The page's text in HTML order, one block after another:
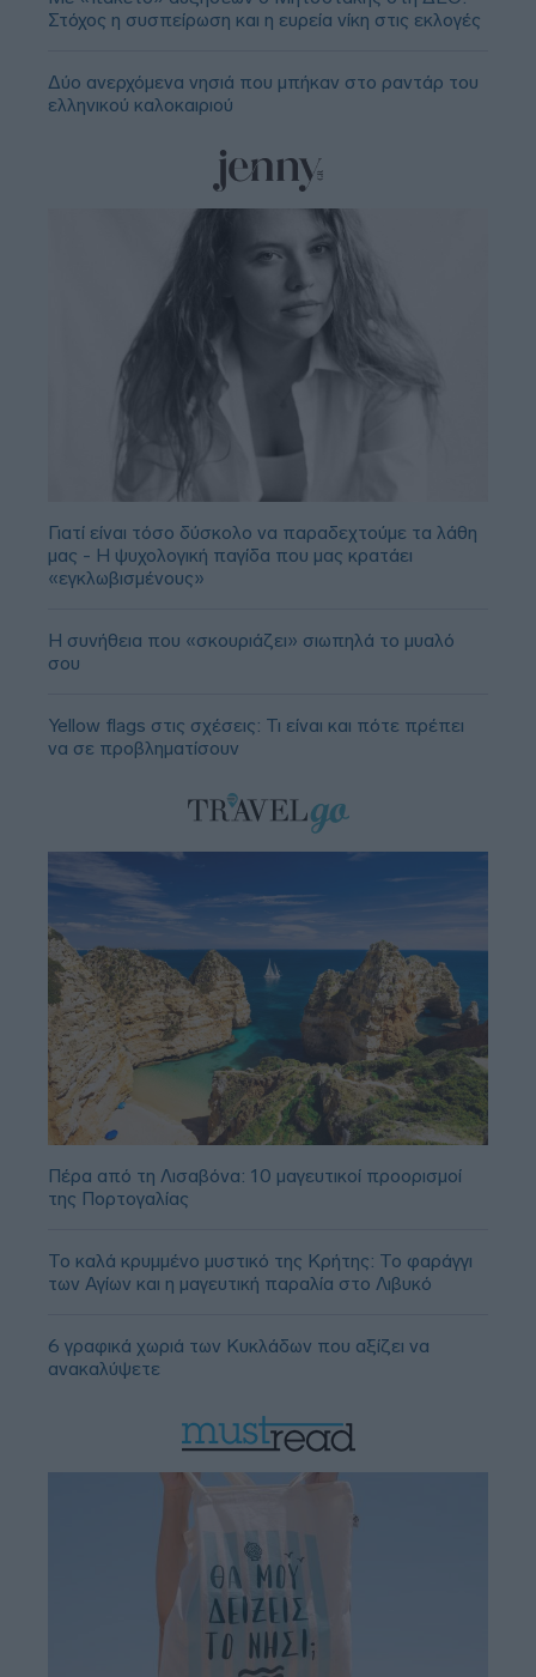
Στόχος η συσπείρωση και η ευρεία νίκη στις εκλογές
Δύο ανερχόμενα νησιά που μπήκαν στο ραντάρ του
ελληνικού καλοκαιριού
Γιατί είναι τόσο δύσκολο να παραδεχτούμε τα λάθη
μας - Η ψυχολογική παγίδα που μας κρατάει
«εγκλωβισμένους»
Η συνήθεια που «σκουριάζει» σιωπηλά το μυαλό
σου
Yellow flags στις σχέσεις: Τι είναι και πότε πρέπει
να σε προβληματίσουν
Πέρα από τη Λισαβόνα: 10 μαγευτικοί προορισμοί
της Πορτογαλίας
Το καλά κρυμμένο μυστικό της Κρήτης: Το φαράγγι
των Αγίων και η μαγευτική παραλία στο Λιβυκό
6 γραφικά χωριά των Κυκλάδων που αξίζει να
ανακαλύψετε